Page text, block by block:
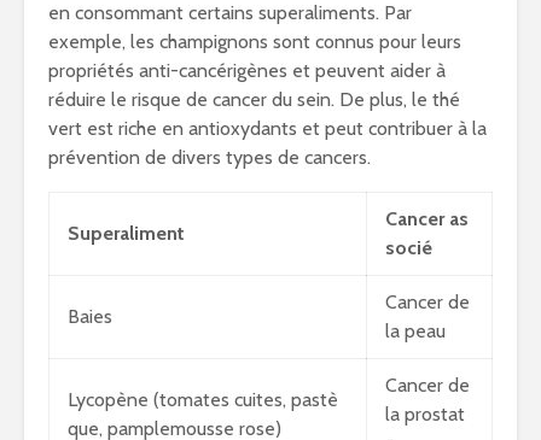
en consommant certains superaliments. Par
exemple, les champignons sont connus pour leurs
propriétés anti-cancérigènes et peuvent aider à
réduire le risque de cancer du sein. De plus, le thé
vert est riche en antioxydants et peut contribuer à la
prévention de divers types de cancers.
Superaliment
Cancer as
socié
Baies
Cancer de
la peau
Lycopène (tomates cuites, pastè
que, pamplemousse rose)
Cancer de
la prostat